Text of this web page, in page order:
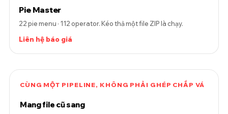
Pie Master
22 pie menu · 112 operator. Kéo thả một file ZIP là chạy.
Liên hệ báo giá
CÙNG MỘT PIPELINE, KHÔNG PHẢI GHÉP CHẮP VÁ
Mang file cũ sang